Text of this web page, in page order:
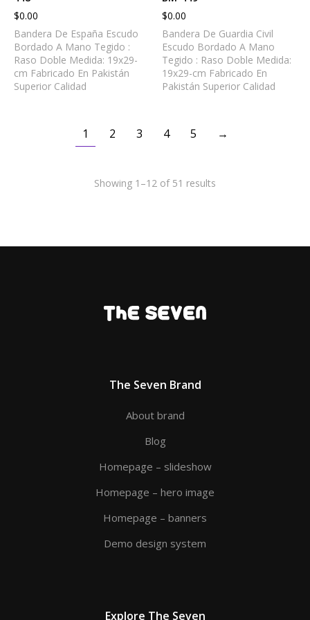
$0.00
Bandera De España Escudo
Bordado A Mano Tegido :
Raso Doble Medida: 19x29-
cm Fabricado En Pakistán
Superior Calidad
$0.00
Bandera De Guardia Civil
Escudo Bordado A Mano
Tegido : Raso Doble Medida:
19x29-cm Fabricado En
Pakistán Superior Calidad
1 2 3 4 5 →
Showing 1–12 of 51 results
The Seven Brand
About brand
Blog
Homepage – slideshow
Homepage – hero image
Homepage – banners
Demo design system
Explore The Seven